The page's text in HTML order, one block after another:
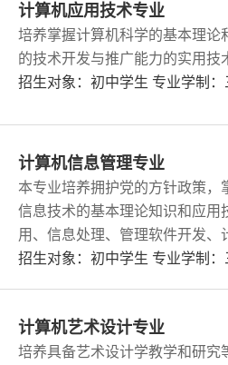
计算机应用技术专业
培养掌握计算机科学的基本理论
的技术开发与推广能力的实用技
招生对象：初中学生 专业学制
计算机信息管理专业
本专业培养拥护党的方针政策，
信息技术的基本理论知识和应用
用、信息处理、管理软件开发
方面第一线工作岗位需要的下得
招生对象：初中学生 专业学制
计算机艺术设计专业
培养具备艺术设计学教学和研究